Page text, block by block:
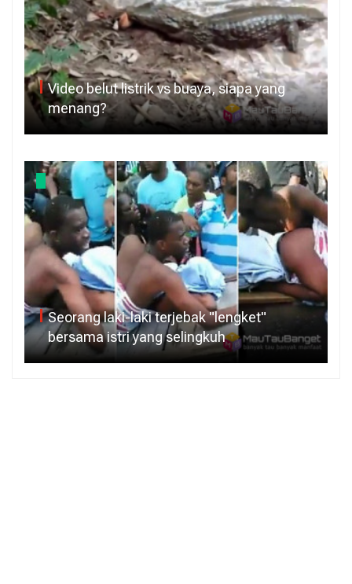
Video belut listrik vs buaya, siapa yang
menang?
Seorang laki-laki terjebak "lengket"
bersama istri yang selingkuh